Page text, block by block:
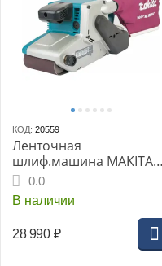
КОД: 20559
Ленточная
шлиф.машина MAKITA
9404, 1010 Вт, 100х610
мм, 210-440 м/мин, 4.7 кг
0.0
В наличии
28 990 ₽